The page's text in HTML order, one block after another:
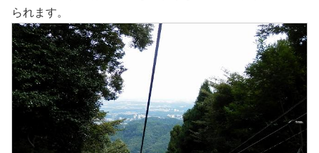
られます。